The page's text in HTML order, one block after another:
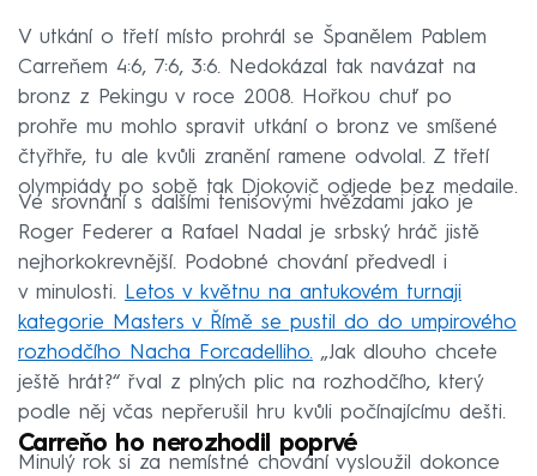
V utkání o třetí místo prohrál se Španělem Pablem
Carreňem 4:6, 7:6, 3:6. Nedokázal tak navázat na
bronz z Pekingu v roce 2008. Hořkou chuť po
prohře mu mohlo spravit utkání o bronz ve smíšené
čtyřhře, tu ale kvůli zranění ramene odvolal. Z třetí
olympiády po sobě tak Djokovič odjede bez medaile.
Ve srovnání s dalšími tenisovými hvězdami jako je
Roger Federer a Rafael Nadal je srbský hráč jistě
nejhorkokrevnější. Podobné chování předvedl i
v minulosti. Letos v květnu na antukovém turnaji
kategorie Masters v Římě se pustil do do umpirového
rozhodčího Nacha Forcadelliho. „Jak dlouho chcete
ještě hrát?“ řval z plných plic na rozhodčího, který
podle něj včas nepřerušil hru kvůli počínajícímu dešti.
Carreňo ho nerozhodil poprvé
Minulý rok si za nemístné chování vysloužil dokonce